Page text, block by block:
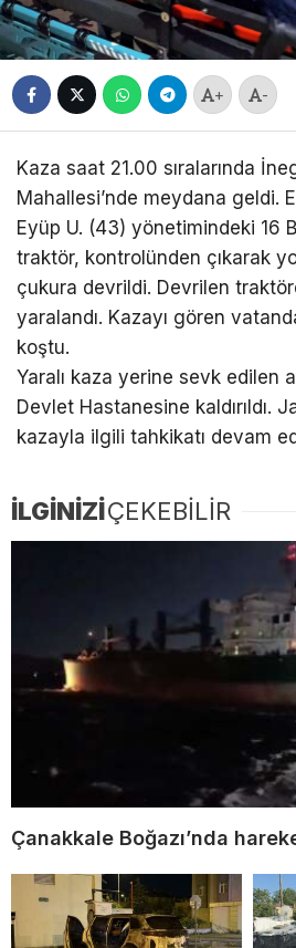
+ -
Kaza saat 21.00 sıralarında
Mahallesi’nde meydana geldi.
Eyüp U. (43) yönetimindeki 16
traktör, kontrolünden çıkarak
çukura devrildi. Devrilen
yaralandı. Kazayı gören
koştu.
Yaralı kaza yerine sevk edilen
Devlet Hastanesine kaldırıldı.
kazayla ilgili tahkikatı devam
İLGİNİZİÇEKEBİLİR
Çanakkale Boğazı’nda